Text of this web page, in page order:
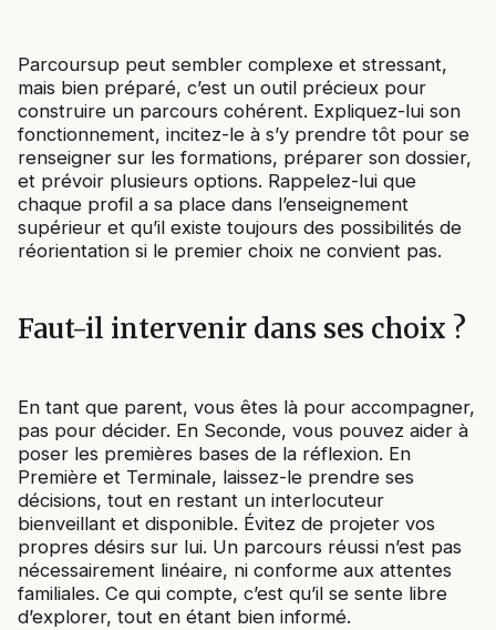
Parcoursup peut sembler complexe et stressant,
mais bien préparé, c’est un outil précieux pour
construire un parcours cohérent. Expliquez-lui son
fonctionnement, incitez-le à s’y prendre tôt pour se
renseigner sur les formations, préparer son dossier,
et prévoir plusieurs options. Rappelez-lui que
chaque profil a sa place dans l’enseignement
supérieur et qu’il existe toujours des possibilités de
réorientation si le premier choix ne convient pas.
Faut-il intervenir dans ses choix ?
En tant que parent, vous êtes là pour accompagner,
pas pour décider. En Seconde, vous pouvez aider à
poser les premières bases de la réflexion. En
Première et Terminale, laissez-le prendre ses
décisions, tout en restant un interlocuteur
bienveillant et disponible. Évitez de projeter vos
propres désirs sur lui. Un parcours réussi n’est pas
nécessairement linéaire, ni conforme aux attentes
familiales. Ce qui compte, c’est qu’il se sente libre
d’explorer, tout en étant bien informé.